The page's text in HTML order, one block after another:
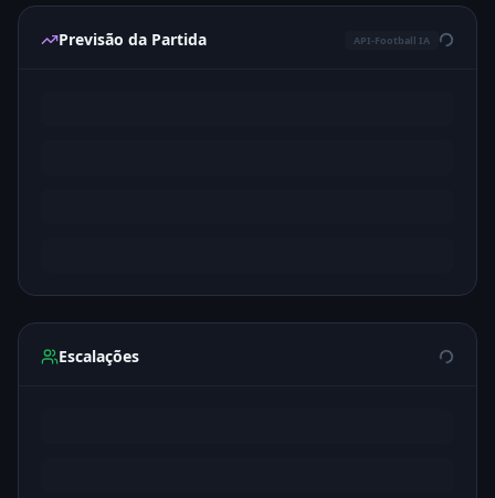
Previsão da Partida API-Football IA
Escalações